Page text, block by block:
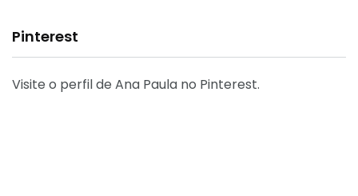
Pinterest
Visite o perfil de Ana Paula no Pinterest.